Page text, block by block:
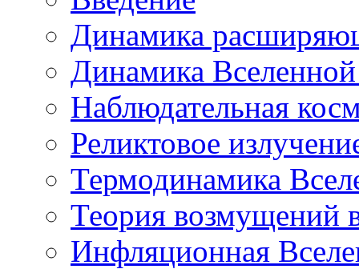
Динамика
Динамика
Наблюдательная
Реликтовое
Термодинамика
Теория возмущений
Инфляционная